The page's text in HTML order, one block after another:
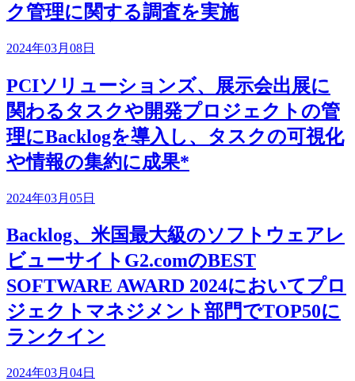
ク管理に関する調査を実施
2024年03月08日
PCIソリューションズ、展示会出展に
関わるタスクや開発プロジェクトの管
理にBacklogを導入し、タスクの可視化
や情報の集約に成果*
2024年03月05日
Backlog、米国最大級のソフトウェアレ
ビューサイトG2.comのBEST
SOFTWARE AWARD 2024においてプロ
ジェクトマネジメント部門でTOP50に
ランクイン
2024年03月04日